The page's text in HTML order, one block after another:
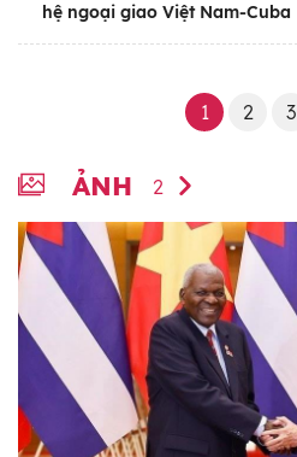
hệ ngoại giao Việt Nam-Cuba
1 2 3
ẢNH 2